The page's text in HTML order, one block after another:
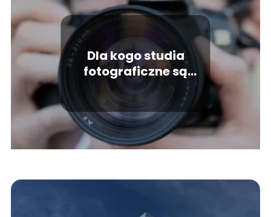
Dla kogo studia
fotograficzne są
dobrym wyborem?